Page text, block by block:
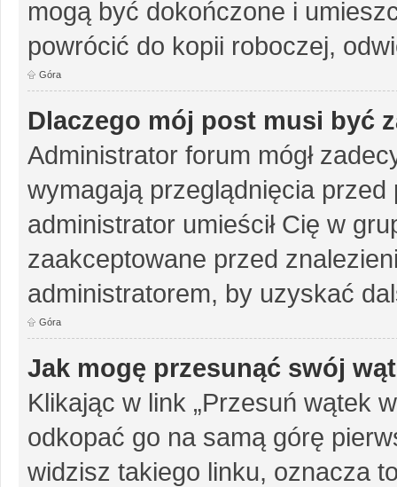
mogą być dokończone i
powrócić do kopii roboczej,
Góra
Dlaczego mój post musi być
Administrator forum mógł
wymagają przeglądnięcia
administrator umieścił Cię w
zaakceptowane przed
administratorem, by uzyskać
Góra
Jak mogę przesunąć swój
Klikając w link „Przesuń wątek
odkopać go na samą górę
widzisz takiego linku, oznacza